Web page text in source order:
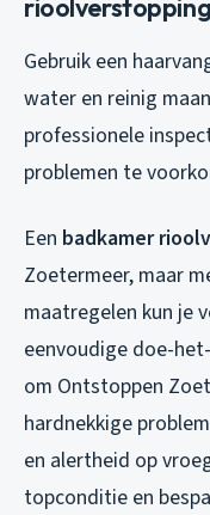
Gebruik een
water en reinig
professionele
problemen te
Een badkamer
Zoetermeer, maar
maatregelen kun je
eenvoudige doe-
om Ontstoppen
hardnekkige
en alertheid op
topconditie en